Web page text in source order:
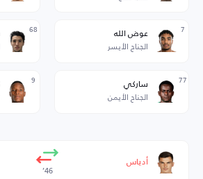
7 عوض الله
الجناح الأيسر
68
77 ساركي
الجناح الأيمن
9
أدياس
46’